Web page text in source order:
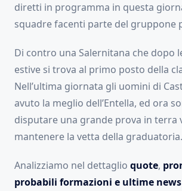
diretti in programma in questa
squadre facenti parte del gruppone
Di contro una Salernitana che dopo
estive si trova al primo posto della
Nell’ultima giornata gli uomini di
avuto la meglio dell’Entella, ed ora
disputare una grande prova in terra
mantenere la vetta della graduatoria.
Analizziamo nel dettaglio quote,
probabili formazioni e ultime news